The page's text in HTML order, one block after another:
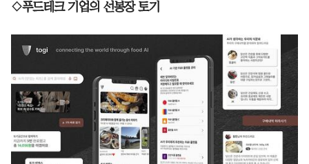
◇푸드테크 기업의 선봉장 토기